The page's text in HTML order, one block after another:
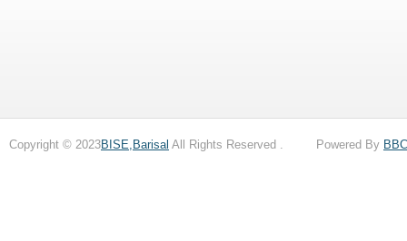
Copyright © 2023BISE,Barisal All Rights Reserved . Powered By